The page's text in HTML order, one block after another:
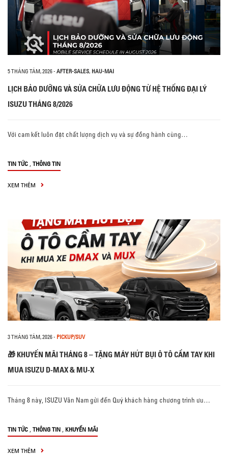
5 THÁNG TÁM, 2026- AFTER-SALES, HAU-MAI
LỊCH BẢO DƯỠNG VÀ SỬA CHỮA LƯU ĐỘNG TỪ HỆ THỐNG ĐẠI LÝ
ISUZU THÁNG 8/2026
Với cam kết luôn đặt chất lượng dịch vụ và sự đồng hành cùng…
TIN TỨC , THÔNG TIN
XEM THÊM
3 THÁNG TÁM, 2026- PICKUP/SUV
🎁 KHUYẾN MÃI THÁNG 8 – TẶNG MÁY HÚT BỤI Ô TÔ CẦM TAY KHI
MUA ISUZU D-MAX & MU-X
Tháng 8 này, ISUZU Vân Nam gửi đến Quý khách hàng chương trình ưu…
TIN TỨC , THÔNG TIN , KHUYẾN MÃI
XEM THÊM